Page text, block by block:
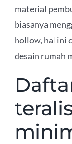
material
biasanya
hollow, hal ini
desain rumah